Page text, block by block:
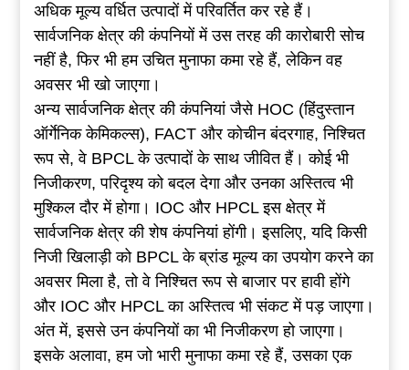
अधिक मूल्य वर्धित उत्पादों में परिवर्तित कर रहे हैं।
सार्वजनिक क्षेत्र की कंपनियों में उस तरह की कारोबारी सोच
नहीं है, फिर भी हम उचित मुनाफा कमा रहे हैं, लेकिन वह
अवसर भी खो जाएगा।
अन्य सार्वजनिक क्षेत्र की कंपनियां जैसे HOC (हिंदुस्तान
ऑर्गेनिक केमिकल्स), FACT और कोचीन बंदरगाह, निश्चित
रूप से, वे BPCL के उत्पादों के साथ जीवित हैं। कोई भी
निजीकरण, परिदृश्य को बदल देगा और उनका अस्तित्व भी
मुश्किल दौर में होगा। IOC और HPCL इस क्षेत्र में
सार्वजनिक क्षेत्र की शेष कंपनियां होंगी। इसलिए, यदि किसी
निजी खिलाड़ी को BPCL के ब्रांड मूल्य का उपयोग करने का
अवसर मिला है, तो वे निश्चित रूप से बाजार पर हावी होंगे
और IOC और HPCL का अस्तित्व भी संकट में पड़ जाएगा।
अंत में, इससे उन कंपनियों का भी निजीकरण हो जाएगा।
इसके अलावा, हम जो भारी मुनाफा कमा रहे हैं, उसका एक